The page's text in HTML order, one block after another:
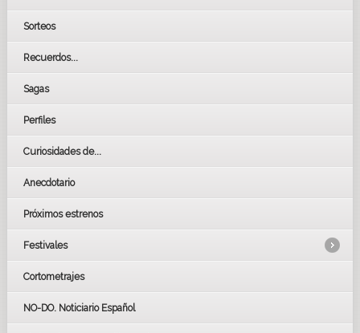
Sorteos
Recuerdos...
Sagas
Perfiles
Curiosidades de...
Anecdotario
Próximos estrenos
Festivales
LOS OSCARS
GOYAS
Cortometrajes
NO-DO. Noticiario Español